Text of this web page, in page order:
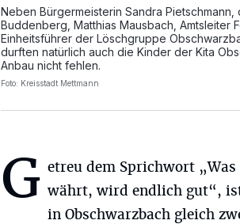
Neben Bürgermeisterin Sandra
Buddenberg, Matthias Mausbach, Amtsleiter
Einheitsführer der Löschgruppe
durften natürlich auch die Kinder der Kita
Anbau nicht fehlen.
Foto: Kreisstadt Mettmann
G etreu dem Sprichwort „Was
währt, wird endlich gut“,
in Obschwarzbach gleich